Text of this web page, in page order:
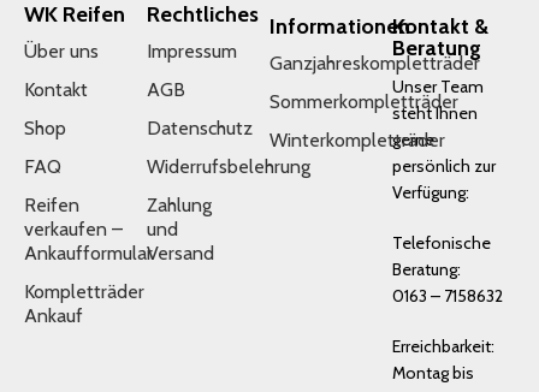
WK Reifen
Über uns
Kontakt
Shop
FAQ
Reifen
verkaufen –
Ankaufformular
Kompletträder
Ankauf
Rechtliches
Impressum
AGB
Datenschutz
Widerrufsbelehrung
Zahlung
und
Versand
Informationen
Ganzjahreskompletträder
Sommerkompletträder
Winterkompletträder
Kontakt &
Beratung
Unser Team
steht Ihnen
gerne
persönlich zur
Verfügung:
Telefonische
Beratung:
0163 – 7158632
Erreichbarkeit:
Montag bis